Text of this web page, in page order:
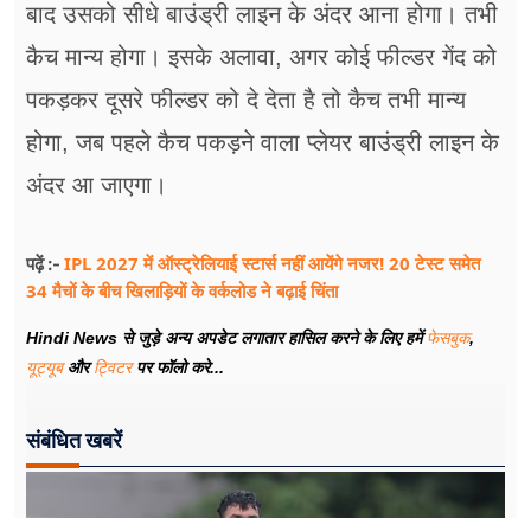
बाद उसको सीधे बाउंड्री लाइन के अंदर आना होगा। तभी
कैच मान्य होगा। इसके अलावा, अगर कोई फील्डर गेंद को
पकड़कर दूसरे फील्डर को दे देता है तो कैच तभी मान्य
होगा, जब पहले कैच पकड़ने वाला प्लेयर बाउंड्री लाइन के
अंदर आ जाएगा।
पढ़ें :- IPL 2027 में ऑस्ट्रेलियाई स्टार्स नहीं आयेंगे नजर! 20 टेस्ट समेत
34 मैचों के बीच खिलाड़ियों के वर्कलोड ने बढ़ाई चिंता
Hindi News से जुड़े अन्य अपडेट लगातार हासिल करने के लिए हमेंफेसबुक,
यूट्यूबऔरट्विटरपर फॉलो करे...
संबंधित खबरें